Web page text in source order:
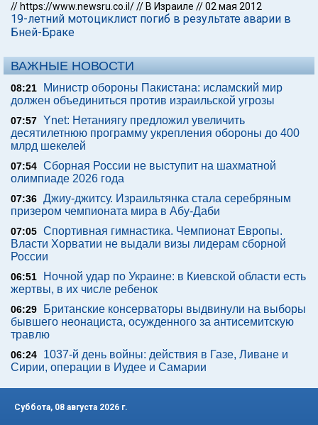
// https://www.newsru.co.il/// В Израиле //02 мая 2012
19-летний мотоциклист погиб в результате аварии в
Бней-Браке
ВАЖНЫЕ НОВОСТИ
08:21
Министр обороны Пакистана: исламский мир
должен объединиться против израильской угрозы
07:57 Ynet: Нетаниягу предложил увеличить
десятилетнюю программу укрепления обороны до 400
млрд шекелей
07:54 Сборная России не выступит на шахматной
олимпиаде 2026 года
07:36 Джиу-джитсу. Израильтянка стала серебряным
призером чемпионата мира в Абу-Даби
07:05 Спортивная гимнастика. Чемпионат Европы.
Власти Хорватии не выдали визы лидерам сборной
России
06:51
Ночной удар по Украине: в Киевской области есть
жертвы, в их числе ребенок
06:29
Британские консерваторы выдвинули на выборы
бывшего неонациста, осужденного за антисемитскую
травлю
06:24
1037-й день войны: действия в Газе, Ливане и
Сирии, операции в Иудее и Самарии
Суббота, 08 августа 2026 г.